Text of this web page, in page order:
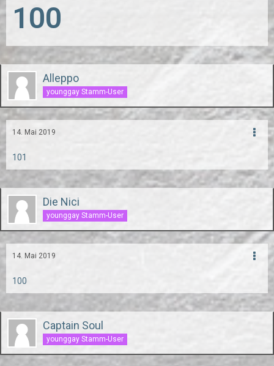
100
Alleppo
younggay Stamm-User
14. Mai 2019
101
Die Nici
younggay Stamm-User
14. Mai 2019
100
Captain Soul
younggay Stamm-User